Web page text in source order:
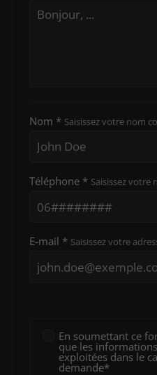
Nom * Saisissez votre nom
Téléphone * Saisissez votre
E-mail * Saisissez votre
En soumettant ce
que les
exploitées dans le
demande*